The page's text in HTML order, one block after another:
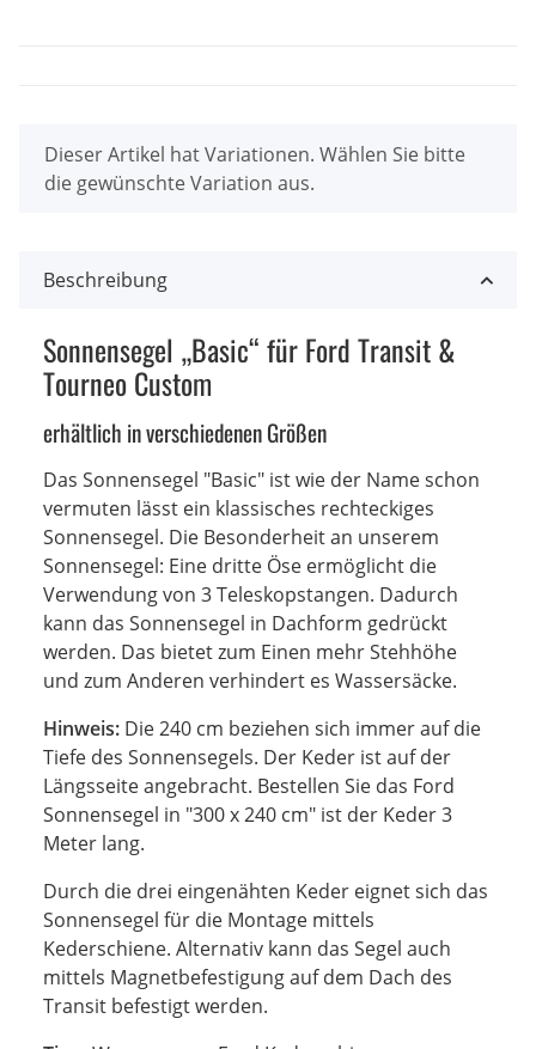
x
Dieser Artikel hat Variationen. Wählen Sie bitte
die gewünschte Variation aus.
Beschreibung
Sonnensegel „Basic“ für Ford Transit &
Tourneo Custom
erhältlich in verschiedenen Größen
Das Sonnensegel "Basic" ist wie der Name schon
vermuten lässt ein klassisches rechteckiges
Sonnensegel. Die Besonderheit an unserem
Sonnensegel: Eine dritte Öse ermöglicht die
Verwendung von 3 Teleskopstangen. Dadurch
kann das Sonnensegel in Dachform gedrückt
werden. Das bietet zum Einen mehr Stehhöhe
und zum Anderen verhindert es Wassersäcke.
Hinweis: Die 240 cm beziehen sich immer auf die
Tiefe des Sonnensegels. Der Keder ist auf der
Längsseite angebracht. Bestellen Sie das Ford
Sonnensegel in "300 x 240 cm" ist der Keder 3
Meter lang.
Durch die drei eingenähten Keder eignet sich das
Sonnensegel für die Montage mittels
Kederschiene. Alternativ kann das Segel auch
mittels Magnetbefestigung auf dem Dach des
Transit befestigt werden.